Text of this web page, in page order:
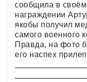
сообщила в своём
награждении
якобы получил
самого военного
Правда, на фото
его наспех